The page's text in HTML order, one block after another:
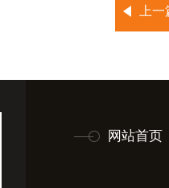
上
网站首页